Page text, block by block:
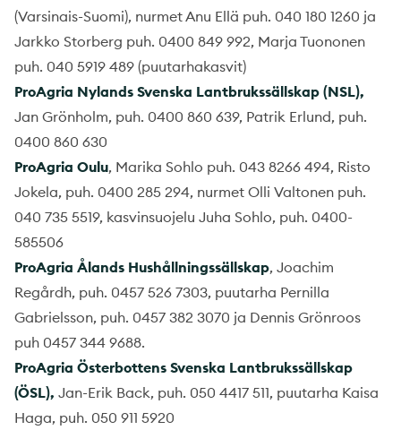
(Varsinais-Suomi), nurmet Anu Ellä puh. 040 180 1260 ja
Jarkko Storberg puh. 0400 849 992, Marja Tuononen
puh. 040 5919 489 (puutarhakasvit)
ProAgria Nylands Svenska Lantbrukssällskap (NSL),
Jan Grönholm, puh. 0400 860 639, Patrik Erlund, puh.
0400 860 630
ProAgria Oulu, Marika Sohlo puh. 043 8266 494, Risto
Jokela, puh. 0400 285 294, nurmet Olli Valtonen puh.
040 735 5519, kasvinsuojelu Juha Sohlo, puh. 0400-
585506
ProAgria Ålands Hushållningssällskap, Joachim
Regårdh, puh. 0457 526 7303, puutarha Pernilla
Gabrielsson, puh. 0457 382 3070 ja Dennis Grönroos
puh 0457 344 9688.
ProAgria Österbottens Svenska Lantbrukssällskap
(ÖSL), Jan-Erik Back, puh. 050 4417 511, puutarha Kaisa
Haga, puh. 050 911 5920